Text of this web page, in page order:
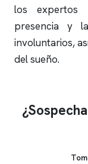
los expertos
presencia y
involuntarios,
del sueño.